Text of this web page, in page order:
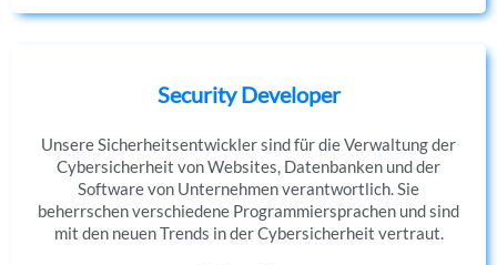
Security Developer
Unsere Sicherheitsentwickler sind für die Verwaltung der
Cybersicherheit von Websites, Datenbanken und der
Software von Unternehmen verantwortlich. Sie
beherrschen verschiedene Programmiersprachen und sind
mit den neuen Trends in der Cybersicherheit vertraut.